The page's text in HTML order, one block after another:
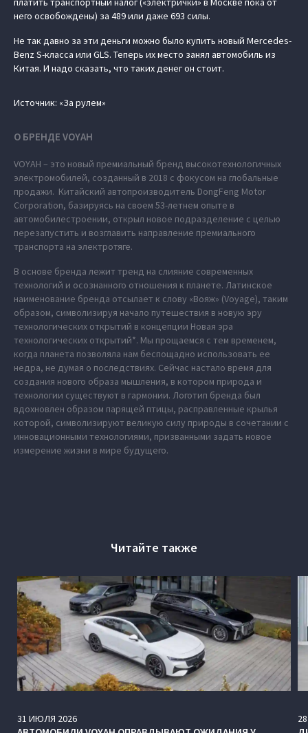
него освобождены) за 489 или даже 693 силы.
Не так давно за эти деньги можно было купить новый Mercedes-
Benz S-класса или GLS. Теперь их место занял автомобиль из
Китая. И надо сказать, что таких денег он стоит.
Источник: «За рулем»
О БРЕНДЕ VOYAH
VOYAH – это новый премиальный бренд высокотехнологичных
электромобилей, созданный в 2018 с фокусом на глобальные
продажи. Китайский автопроизводитель DongFeng Motor
Corporation, базируясь на своем 53-летнем опыте в
автомобилестроении, открыл новое подразделение с целью
перезапустить и возглавить направление премиального
транспорта на электротяге.
В основе бренда лежит тренд на слияние современных
технологий и осознанного отношения к планете. Латинское
наименование бренда отсылает к слову «Вояж» (Voyage), таким
образом, символизируя начало путешествия в новую эру
технологических открытий в концепции Новая эра
технологических открытий*. Мы прощаемся с тем временем,
когда планета позволяла нам беспощадно использовать ее
недра, не думая о последствиях. Сейчас настало время для
создания нового образа мышления, в котором природа и
технологии существуют в гармонии. Логотип бренда был
вдохновлен образом парящей птицы, расправленные крылья
которой, символизируют великую силу природы в сочетании с
инновационными технологиями, призванными задать новое
измерение жизни в мире будущего.
Читайте также
31 ИЮЛЯ 2026 28